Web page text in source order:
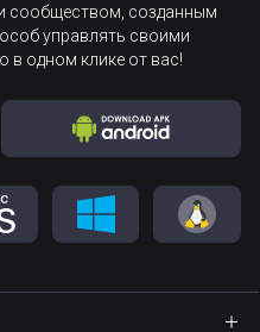
сообществом, созданным
управлять своими
в одном клике от вас!